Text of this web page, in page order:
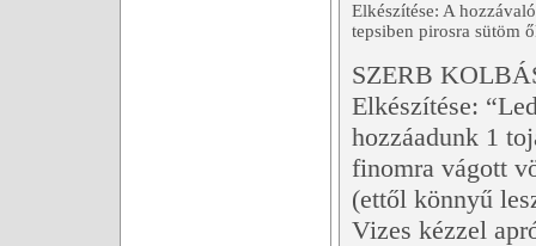
Elkészítése: A
tepsiben pirosra sütöm
SZERB
Elkészítése:
hozzáadunk 1
finomra vágott
(ettől könnyű
Vizes kézzel